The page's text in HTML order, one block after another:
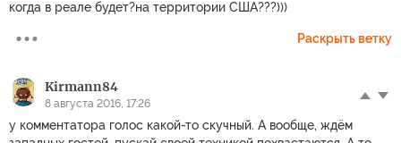
когда в реале будет?на территории США???)))
Раскрыть ветку
Kirmann84
8 августа 2016, 17:26
у комментатора голос какой-то скучный. А вообще, ждём